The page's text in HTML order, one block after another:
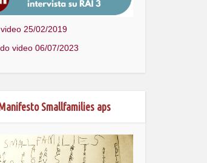
25/02/2019
video 06/07/2023
Smallfamilies aps